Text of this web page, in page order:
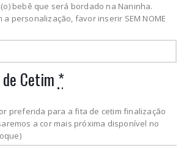
bebê que será bordado na Naninha.
a personalização, favor inserir SEM NOME
Cetim *
preferida para a fita de cetim finalização
a cor mais próxima disponível no